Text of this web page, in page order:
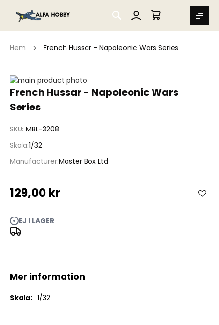
SEARCH
MIN VARUKORG
Hem French Hussar - Napoleonic Wars Series
French Hussar - Napoleonic Wars
Series
SKU MBL-3208
Skala 1/32
ManufacturerMaster Box Ltd
129,00 kr
EJ I LAGER
Hoppa
till
av
Hoppa
början
bildgalleriet
Mer information
Mer
1/32